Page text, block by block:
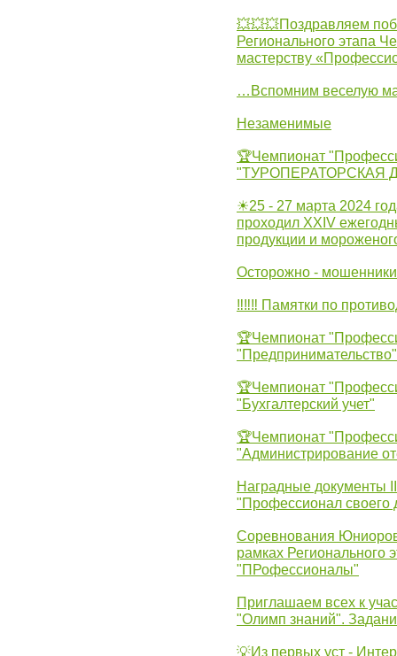
💥💥💥Поздравляем
Регионального этапа
мастерству
…Вспомним веселую
Незаменимые
🏆Чемпионат
"ТУРОПЕРАТОРСКАЯ
☀25 - 27 марта 2024
проходил XXIV
продукции и
Осторожно -
‼‼‼ Памятки по
🏆Чемпионат
"Предпринимательство"
🏆Чемпионат
"Бухгалтерский учет"
🏆Чемпионат
"Администрирование
Наградные документы
"Профессионал своего
Соревнования
рамках Регионального
"ПРофессионалы"
Приглашаем всех к
"Олимп знаний".
💡Из первых уст -